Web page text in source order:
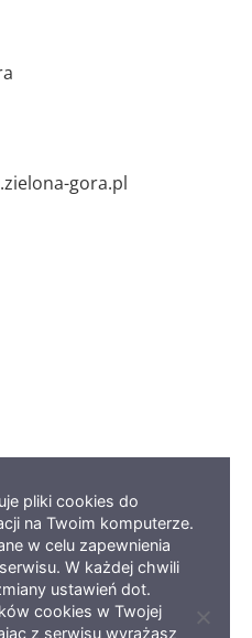
gora.pl
serwisu BIP
pliki cookies do
na Twoim komputerze.
w celu zapewnienia
W każdej chwili
ustawień dot.
cookies w Twojej
z serwisu wyrażasz